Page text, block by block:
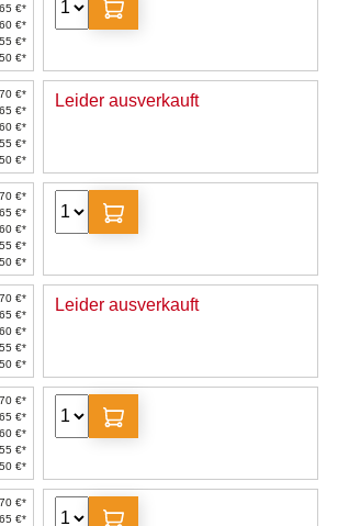
€*
€*
€*
€*
€*
€*
€*
€*
€*
Leider ausverkauft
€*
€*
€*
€*
€*
€*
€*
€*
€*
€*
Leider ausverkauft
€*
€*
€*
€*
€*
€*
€*